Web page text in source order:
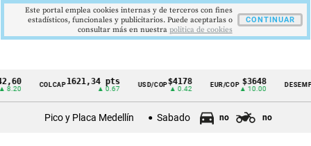
Cintillo
COLCAP1621,34 pts USD/COP$4178
▲ 0.42
EUR/COP $3648
▲ 10.00
DESEMPLEO
▼
Pico y Placa Medellín Sabado no no
Este portal emplea cookies internas y de terceros con fines
estadísticos, funcionales y publicitarios. Puede aceptarlas o
consultar más en nuestra politica de cookies
CONTINUAR